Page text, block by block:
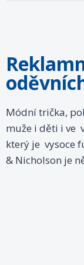
Módní trička,
muže i děti i ve
který je vysoce
& Nicholson je